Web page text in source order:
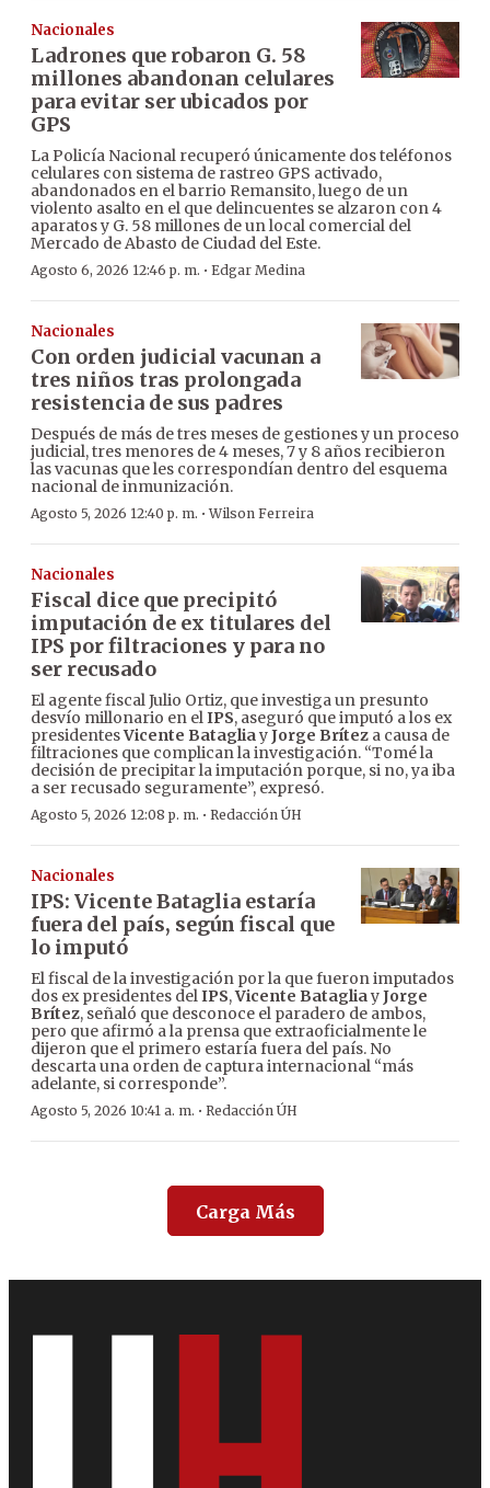
Nacionales
Ladrones que robaron G. 58
millones abandonan celulares
para evitar ser ubicados por
GPS
La Policía Nacional recuperó únicamente dos teléfonos
celulares con sistema de rastreo GPS activado,
abandonados en el barrio Remansito, luego de un
violento asalto en el que delincuentes se alzaron con 4
aparatos y G. 58 millones de un local comercial del
Mercado de Abasto de Ciudad del Este.
Agosto 6, 2026 12:46 p. m. · Edgar Medina
Nacionales
Con orden judicial vacunan a
tres niños tras prolongada
resistencia de sus padres
Después de más de tres meses de gestiones y un proceso
judicial, tres menores de 4 meses, 7 y 8 años recibieron
las vacunas que les correspondían dentro del esquema
nacional de inmunización.
Agosto 5, 2026 12:40 p. m. ·Wilson Ferreira
Nacionales
Fiscal dice que precipitó
imputación de ex titulares del
IPS por filtraciones y para no
ser recusado
El agente fiscal Julio Ortiz, que investiga un presunto
desvío millonario en elIPS, aseguró que imputó a los ex
presidentesVicente BatagliayJorge Brítez a causa de
filtraciones que complican la investigación. “Tomé la
decisión de precipitar la imputación porque, si no, ya iba
a ser recusado seguramente”, expresó.
Agosto 5, 2026 12:08 p. m. · Redacción ÚH
Nacionales
IPS: Vicente Bataglia estaría
fuera del país, según fiscal que
lo imputó
El fiscal de la investigación por la que fueron imputados
dos ex presidentes delIPS,Vicente BatagliayJorge
Brítez, señaló que desconoce el paradero de ambos,
pero que afirmó a la prensa que extraoficialmente le
dijeron que el primero estaría fuera del país. No
descarta una orden de captura internacional “más
adelante, si corresponde”.
Agosto 5, 2026 10:41 a. m. · Redacción ÚH
Carga Más